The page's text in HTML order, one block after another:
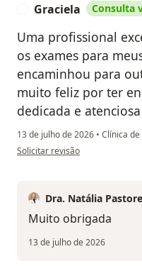
Graciela Consulta
Uma profissional
os exames para
encaminhou para
muito feliz por ter
dedicada e
13 de julho de 2026 • Clínica
na opinião do utilizador Graciela
Solicitar revisão
Dra. Natália Pastore
Muito obrigada
13 de julho de 2026